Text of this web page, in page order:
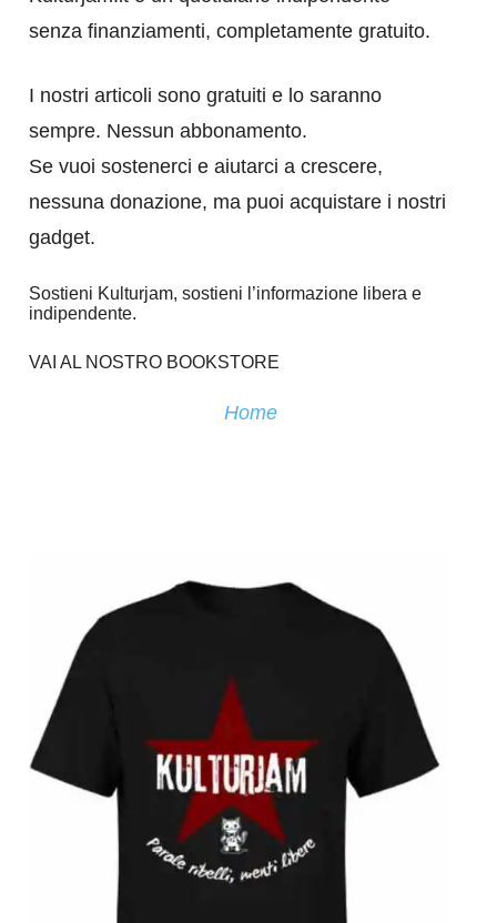
senza finanziamenti, completamente gratuito.
I nostri articoli sono gratuiti e lo saranno
sempre. Nessun abbonamento.
Se vuoi sostenerci e aiutarci a crescere,
nessuna donazione, ma puoi acquistare i nostri
gadget.
Sostieni Kulturjam, sostieni l’informazione libera e
indipendente.
VAI AL NOSTRO BOOKSTORE
Home